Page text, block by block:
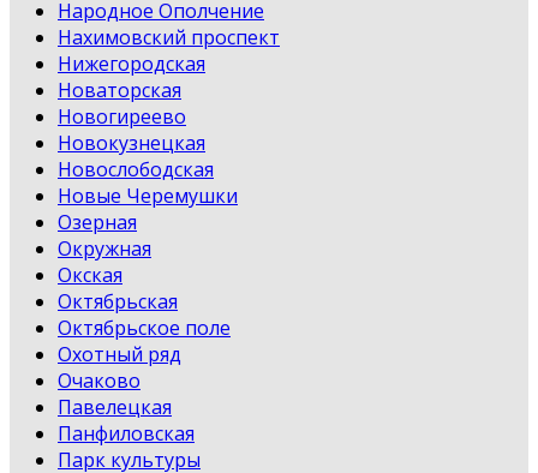
Народное Ополчение
Нахимовский проспект
Нижегородская
Новаторская
Новогиреево
Новокузнецкая
Новослободская
Новые Черемушки
Озерная
Окружная
Окская
Октябрьская
Октябрьское поле
Охотный ряд
Очаково
Павелецкая
Панфиловская
Парк культуры